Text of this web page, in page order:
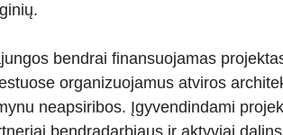
bendrai finansuojamas
organizuojamus atviros
neapsiribos. Įgyvendindami
bendradarbiaus ir aktyviai